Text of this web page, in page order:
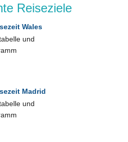
Reiseziele
Wales
und
Madrid
und